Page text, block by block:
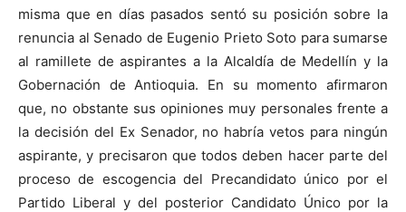
misma que en días pasados sentó su posición sobre la
renuncia al Senado de Eugenio Prieto Soto para sumarse
al ramillete de aspirantes a la Alcaldía de Medellín y la
Gobernación de Antioquia. En su momento afirmaron
que, no obstante sus opiniones muy personales frente a
la decisión del Ex Senador, no habría vetos para ningún
aspirante, y precisaron que todos deben hacer parte del
proceso de escogencia del Precandidato único por el
Partido Liberal y del posterior Candidato Único por la